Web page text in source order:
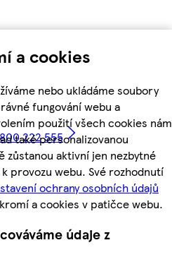
a cookies
nebo ukládáme soubory
fungování webu a
použití všech cookies nám
také personalizovanou
zůstanou aktivní jen nezbytné
provozu webu. Své rozhodnutí
ochrany osobních údajů
a cookies v patičce webu.
údaje z
222 555